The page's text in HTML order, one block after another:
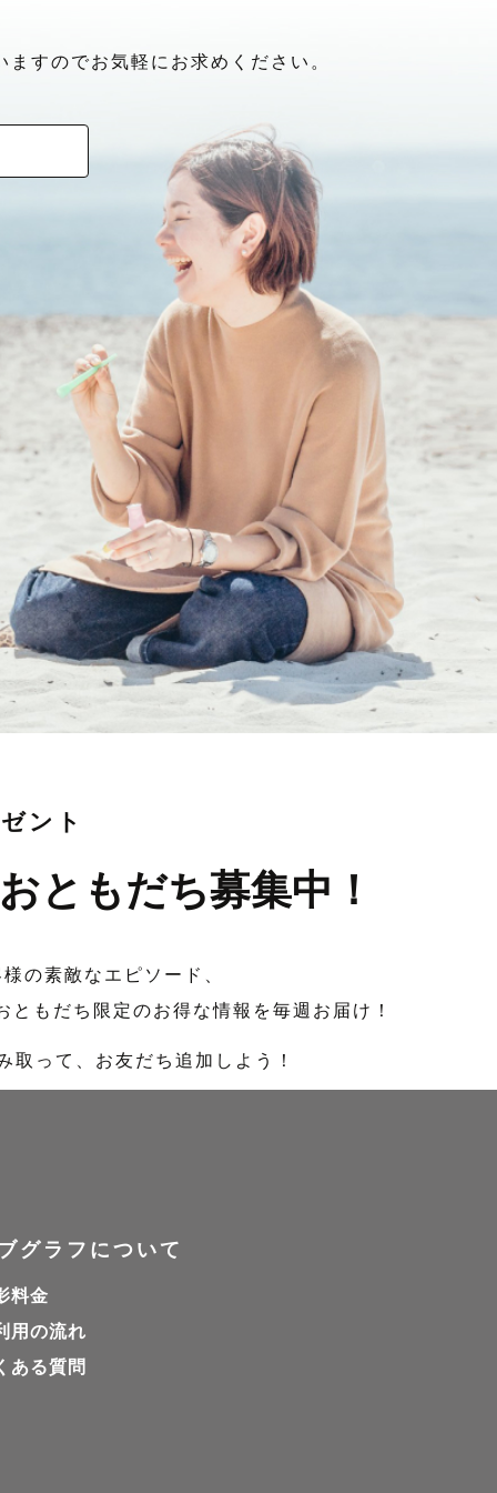
すのでお気軽にお求めください。
ント
おともだち募集中！
の素敵なエピソード、
ともだち限定のお得な情報を毎週お届け！
取って、お友だち追加しよう！
グラフについて
料金
用の流れ
ある質問